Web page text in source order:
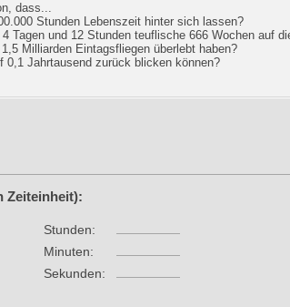
dass...
Stunden Lebenszeit hinter sich lassen?
Tagen und 12 Stunden teuflische 666 Wochen auf
Milliarden Eintagsfliegen überlebt haben?
Jahrtausend zurück blicken können?
Zeiteinheit):
Stunden:
Minuten:
Sekunden: